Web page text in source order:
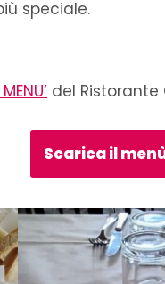
speciale.
del Ristorante
Scarica il